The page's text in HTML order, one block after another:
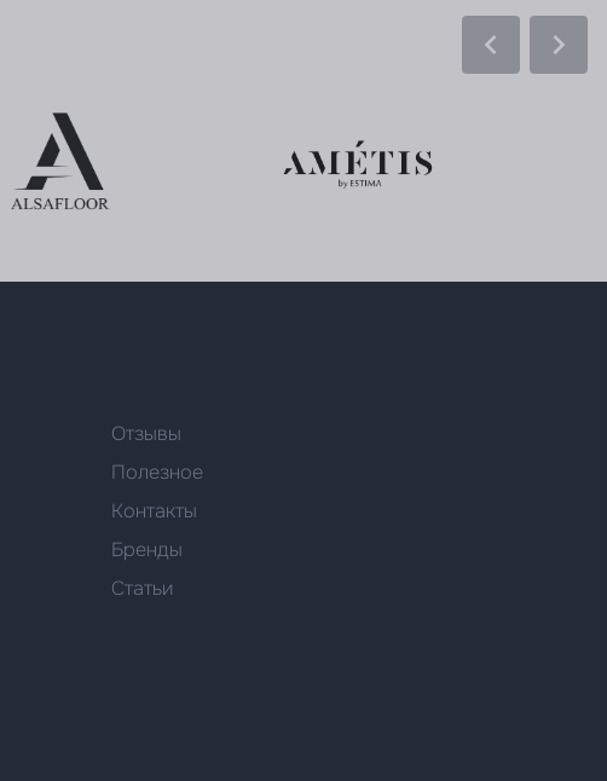
Отзывы
Полезное
Контакты
Бренды
Статьи